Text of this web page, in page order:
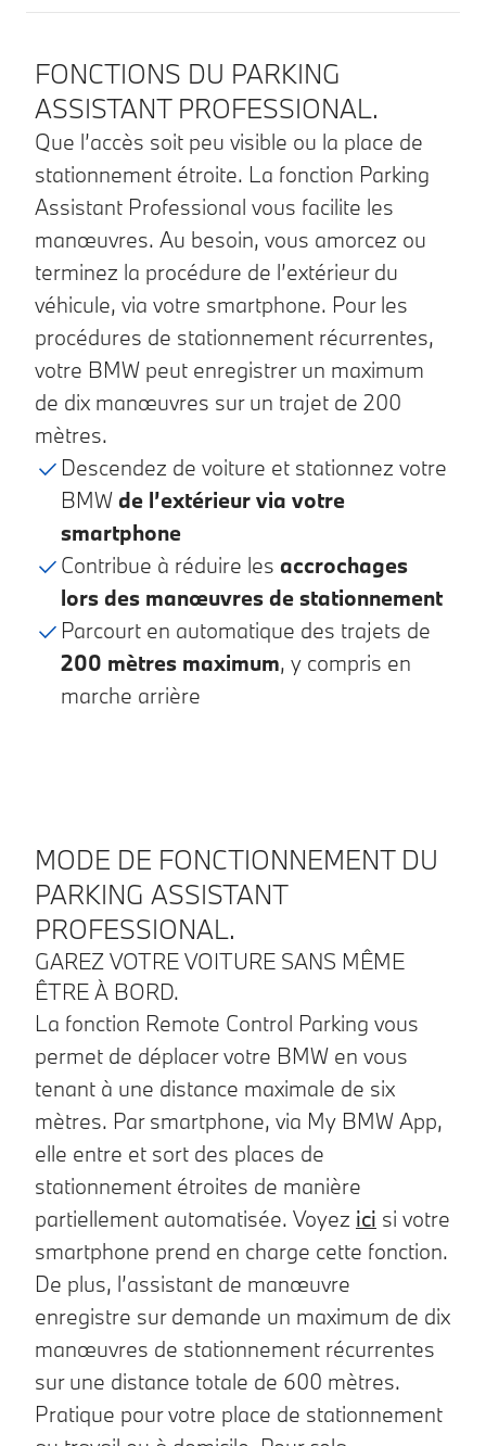
FONCTIONS DU PARKING
ASSISTANT PROFESSIONAL.
Que l’accès soit peu visible ou la place de
stationnement étroite. La fonction Parking
Assistant Professional vous facilite les
manœuvres. Au besoin, vous amorcez ou
terminez la procédure de l’extérieur du
véhicule, via votre smartphone. Pour les
procédures de stationnement récurrentes,
votre BMW peut enregistrer un maximum
de dix manœuvres sur un trajet de 200
mètres.
Descendez de voiture et stationnez votre
BMW de l’extérieur via votre
smartphone
Contribue à réduire les accrochages
lors des manœuvres de stationnement
Parcourt en automatique des trajets de
200 mètres maximum, y compris en
marche arrière
MODE DE FONCTIONNEMENT DU
PARKING ASSISTANT
PROFESSIONAL.
GAREZ VOTRE VOITURE SANS MÊME
ÊTRE À BORD.
La fonction Remote Control Parking vous
permet de déplacer votre BMW en vous
tenant à une distance maximale de six
mètres. Par smartphone, via My BMW App,
elle entre et sort des places de
stationnement étroites de manière
partiellement automatisée. Voyez ici si votre
smartphone prend en charge cette fonction.
De plus, l’assistant de manœuvre
enregistre sur demande un maximum de dix
manœuvres de stationnement récurrentes
sur une distance totale de 600 mètres.
Pratique pour votre place de stationnement